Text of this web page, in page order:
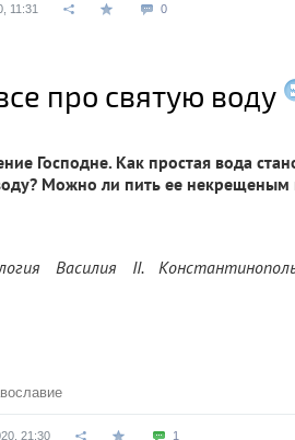
11:31 0
про святую воду
Господне. Как простая вода
Можно ли пить ее
Василия II.
21:30 1